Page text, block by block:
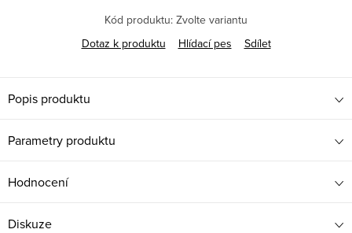
Kód produktu: Zvolte variantu
Dotaz k produktu
Hlídací pes Sdílet
Popis produktu
Parametry produktu
Hodnocení
Diskuze